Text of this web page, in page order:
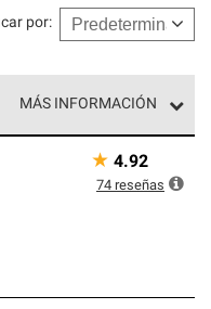
por:
MÁS INFORMACIÓN
de nuestra red
estrictos de
incomparable.
mejor garantía de
★ 4.92
74 reseñas